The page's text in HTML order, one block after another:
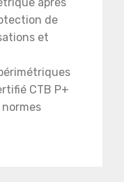
de
et
CTB P+